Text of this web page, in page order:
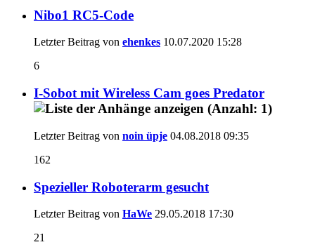
Nibo1 RC5-Code
Letzter Beitrag von ehenkes 10.07.2020 15:28
6
I-Sobot mit Wireless Cam goes Predator
Letzter Beitrag von noin üpje 04.08.2018 09:35
162
Spezieller Roboterarm gesucht
Letzter Beitrag von HaWe 29.05.2018 17:30
21